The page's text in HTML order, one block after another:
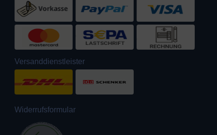
Versanddienstleister
Widerrufsformular